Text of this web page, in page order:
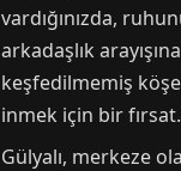
vardığınızda,
arkadaşlık
keşfedilmemiş
inmek için bir fırsat.
Gülyalı, merkeze